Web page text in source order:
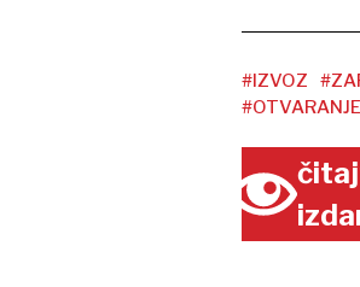
#IZVOZ